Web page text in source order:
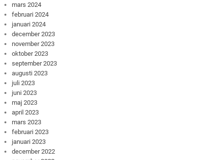
mars 2024
februari 2024
januari 2024
december 2023
november 2023
oktober 2023
september 2023
augusti 2023
juli 2023
juni 2023
maj 2023
april 2023
mars 2023
februari 2023
januari 2023
december 2022